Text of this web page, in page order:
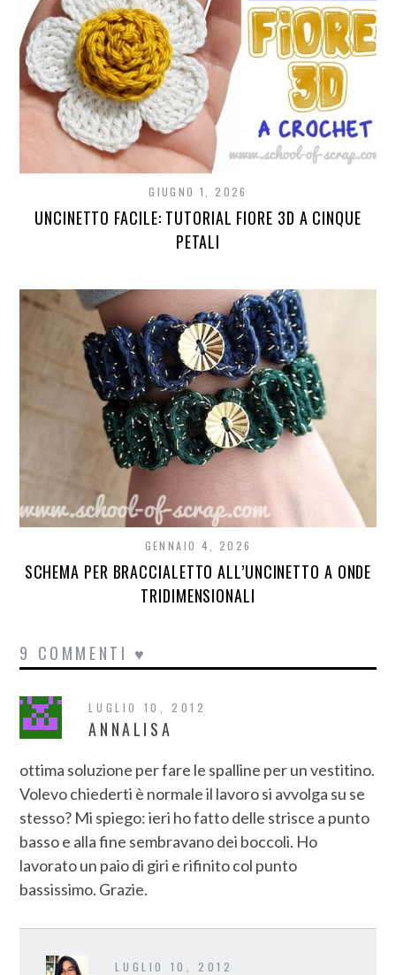
GIUGNO 1, 2026
UNCINETTO FACILE: TUTORIAL FIORE 3D A CINQUE
PETALI
GENNAIO 4, 2026
SCHEMA PER BRACCIALETTO ALL’UNCINETTO A ONDE
TRIDIMENSIONALI
9 COMMENTI ♥
LUGLIO 10, 2012
ANNALISA
ottima soluzione per fare le spalline per un vestitino.
Volevo chiederti è normale il lavoro si avvolga su se
stesso? Mi spiego: ieri ho fatto delle strisce a punto
basso e alla fine sembravano dei boccoli. Ho
lavorato un paio di giri e rifinito col punto
bassissimo. Grazie.
LUGLIO 10, 2012